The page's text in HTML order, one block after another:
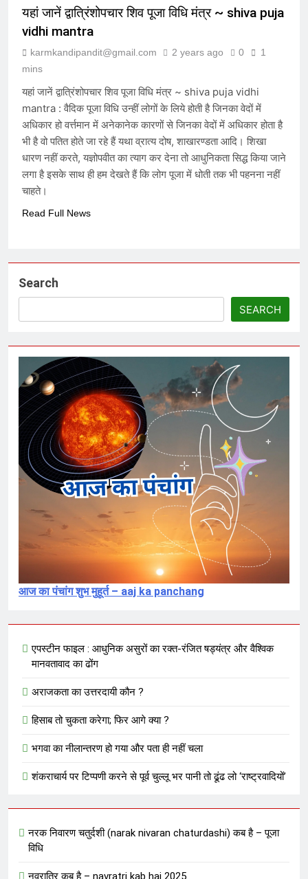
संविधान, लोकतंत्र, स्वतंत्रता, समानता का
यहां जानें द्वात्रिंशोपचार शिव पूजा विधि मंत्र ~ shiva puja
vidhi mantra
karmkandipandit@gmail.com 2 years ago 0
1
mins
यहां जानें द्वात्रिंशोपचार शिव पूजा विधि मंत्र ~ shiva puja vidhi
mantra : वैदिक पूजा विधि उन्हीं लोगों के लिये होती है जिनका वेदों में
अधिकार हो वर्त्तमान में अनेकानेक कारणों से जिनका वेदों में अधिकार होता है
भी है वो पतित होते जा रहे हैं यथा व्रात्य दोष, शाखारण्डता आदि। शिखा
धारण नहीं करते, यज्ञोपवीत का त्याग कर देना तो आधुनिकता सिद्ध किया जाने
लगा है इसके साथ ही हम देखते हैं कि लोग पूजा में धोती तक भी पहनना नहीं
चाहते।
Read Full News
Search
SEARCH
आज का पंचांग शुभ मुहूर्त – aaj ka panchang
एपस्टीन फाइल : आधुनिक असुरों का रक्त-रंजित षड्यंत्र और वैश्विक
मानवतावाद का ढोंग
अराजकता का उत्तरदायी कौन ?
हिसाब तो चुकता करेगा; फिर आगे क्या ?
भगवा का नीलान्तरण हो गया और पता ही नहीं चला
शंकराचार्य पर टिप्पणी करने से पूर्व चुल्लू भर पानी तो ढूंढ लो ‘राष्ट्रवादियों’
नरक निवारण चतुर्दशी (narak nivaran chaturdashi) कब है – पूजा
विधि
नवरात्रि कब है – navratri kab hai 2025